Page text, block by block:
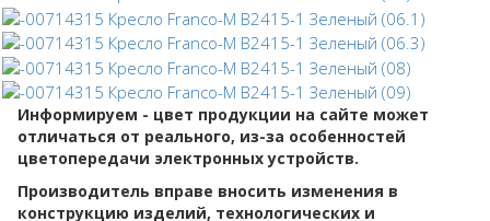
Информируем - цвет продукции на сайте может
отличаться от реального, из-за особенностей
цветопередачи электронных устройств.
Производитель вправе вносить изменения в
конструкцию изделий, технологических и